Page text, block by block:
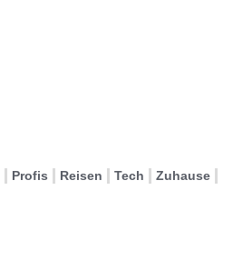
Profis Reisen Tech Zuhause